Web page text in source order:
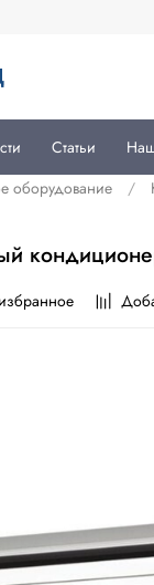
Статьи
оборудование